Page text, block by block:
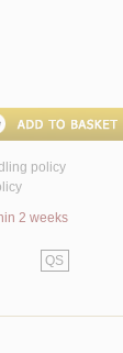
policy
2 weeks
QS